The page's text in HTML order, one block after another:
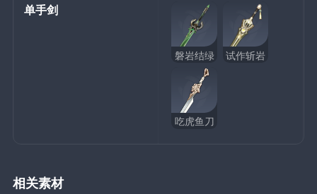
单手剑
磐岩结绿 试作斩岩
吃虎鱼刀
相关素材